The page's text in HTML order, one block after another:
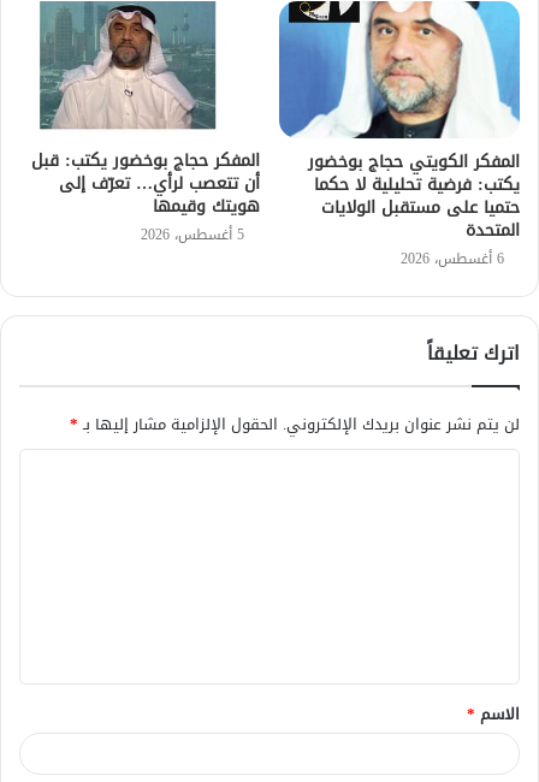
المفكر الكويتي حجاج بوخضور
يكتب: فرضية تحليلية لا حكما
حتميا على مستقبل الولايات
المتحدة
6 أغسطس، 2026
المفكر حجاج بوخضور يكتب: قبل
أن تتعصب لرأي… تعرّف إلى
هويتك وقيمها
5 أغسطس، 2026
اترك تعليقاً
لن يتم نشر عنوان بريدك الإلكتروني. الحقول الإلزامية مشار إليها بـ*
ق
*
الاسم *